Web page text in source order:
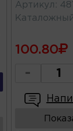
Артикул :
100.80
-